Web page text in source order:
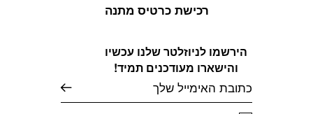
הירשמו לניוזלטר שלנו עכשיו
והישארו מעודכנים תמיד!
רכישת כרטיס מתנה